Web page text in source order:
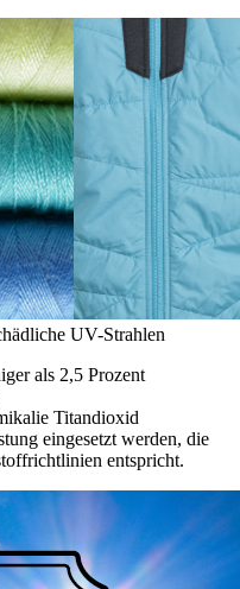
UV-Strahlen
als 2,5 Prozent
Titandioxid
eingesetzt werden, die
entspricht.